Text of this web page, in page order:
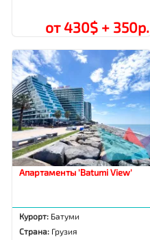
от 430$ + 350р.
Апартаменты 'Batumi View'
Курорт: Батуми
Страна: Грузия